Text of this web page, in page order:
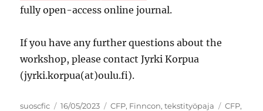
fully open-access online journal.
If you have any further questions about the
workshop, please contact Jyrki Korpua
(jyrki.korpua(at)oulu.fi).
Author
suoscfic
Posted
16/05/2023 Categories
CFP, Finncon,tekstityöpaja Tags
CFP,